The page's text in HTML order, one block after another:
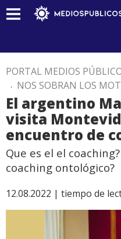
PORTAL MEDIOS
. NOS SOBRAN LOS
El argentino
visita
encuentro de
Que es el el
coaching ontológico?
12.08.2022 | tiempo de